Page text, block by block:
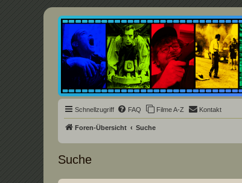
Underground Film Community
Die Underground Film Community ist ein
Schnellzugriff FAQ Filme A-Z Kontakt
Foren-Übersicht Suche
Suche